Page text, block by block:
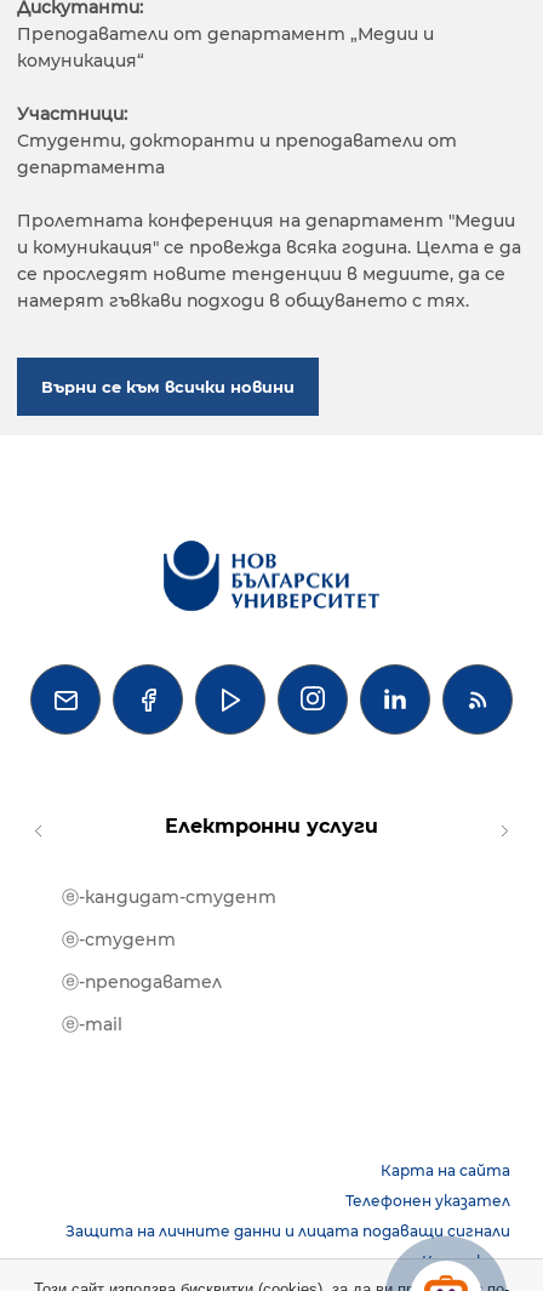
Дискутанти:
Преподаватели от департамент „Медии и
комуникация“
Участници:
Студенти, докторанти и преподаватели от
департамента
Пролетната конференция на департамент "Медии
и комуникация" се провежда всяка година. Целта е да
се проследят новите тенденции в медиите, да се
намерят гъвкави подходи в общуването с тях.
Върни се към всички новини
   
Електронни услуги
ⓔ-кандидат-студент
ⓔ-студент
ⓔ-преподавател
ⓔ-mail
Карта на сайта
Телефонен указател
Защита на личните данни и лицата подаващи сигнали
Контакти